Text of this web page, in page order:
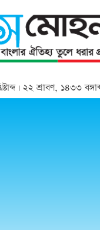
| ২২ শ্রাবণ, ১৪৩৩